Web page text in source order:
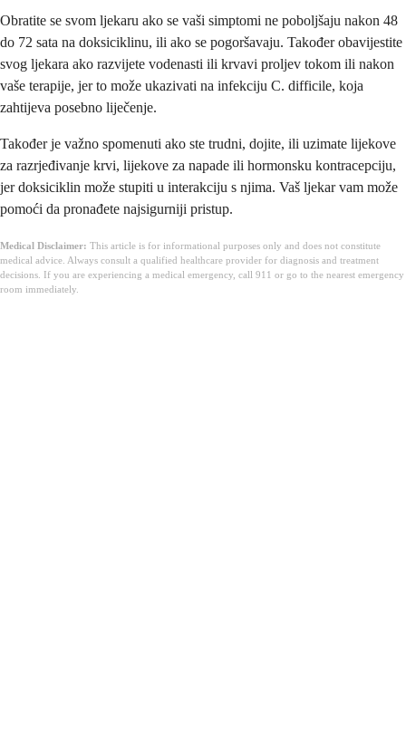
Obratite se svom ljekaru ako se vaši simptomi ne poboljšaju nakon 48
do 72 sata na doksiciklinu, ili ako se pogoršavaju. Također obavijestite
svog ljekara ako razvijete vodenasti ili krvavi proljev tokom ili nakon
vaše terapije, jer to može ukazivati na infekciju C. difficile, koja
zahtijeva posebno liječenje.
Također je važno spomenuti ako ste trudni, dojite, ili uzimate lijekove
za razrjeđivanje krvi, lijekove za napade ili hormonsku kontracepciju,
jer doksiciklin može stupiti u interakciju s njima. Vaš ljekar vam može
pomoći da pronađete najsigurniji pristup.
Medical Disclaimer: This article is for informational purposes only and does not constitute
medical advice. Always consult a qualified healthcare provider for diagnosis and treatment
decisions. If you are experiencing a medical emergency, call 911 or go to the nearest emergency
room immediately.